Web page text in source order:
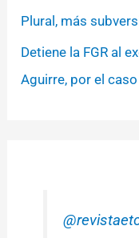
Plural, más
Detiene la FGR al
Aguirre, por el